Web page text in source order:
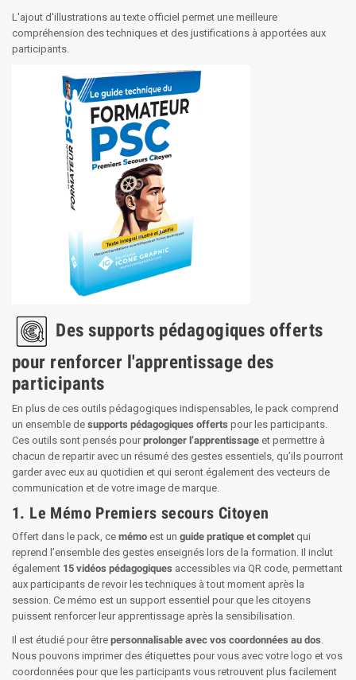
L'ajout d'illustrations au texte officiel permet une meilleure
compréhension des techniques et des justifications à apportées aux
participants.
Des supports pédagogiques offerts
pour renforcer l'apprentissage des
participants
En plus de ces outils pédagogiques indispensables, le pack comprend
un ensemble de supports pédagogiques offerts pour les participants.
Ces outils sont pensés pourprolonger l’apprentissage et permettre à
chacun de repartir avec un résumé des gestes essentiels, qu’ils pourront
garder avec eux au quotidien et qui seront également des vecteurs de
communication et de votre image de marque.
1. Le Mémo Premiers secours Citoyen
Offert dans le pack, ce mémo est un guide pratique et complet qui
reprend l’ensemble des gestes enseignés lors de la formation. Il inclut
également 15 vidéos pédagogiques accessibles via QR code, permettant
aux participants de revoir les techniques à tout moment après la
session. Ce mémo est un support essentiel pour que les citoyens
puissent renforcer leur apprentissage après la sensibilisation.
Il est étudié pour être personnalisable avec vos coordonnées au dos
Nous pouvons imprimer des étiquettes pour vous avec votre logo et vos
coordonnées pour que les participants vous retrouvent plus facilement